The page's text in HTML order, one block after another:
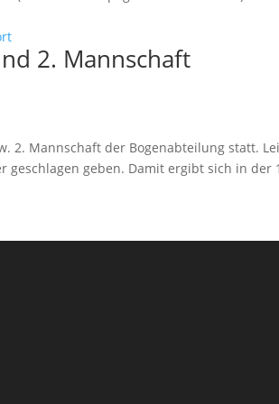
2. Mannschaft
2. Mannschaft der Bogenabteilung statt.
geben. Damit ergibt sich in der